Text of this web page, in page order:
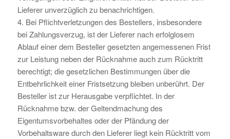
Lieferer unverzüglich zu benachrichtigen.
4. Bei Pflichtverletzungen des Bestellers, insbesondere
bei Zahlungsverzug, ist der Lieferer nach erfolglosem
Ablauf einer dem Besteller gesetzten angemessenen Frist
zur Leistung neben der Rücknahme auch zum Rücktritt
berechtigt; die gesetzlichen Bestimmungen über die
Entbehrlichkeit einer Fristsetzung bleiben unberührt. Der
Besteller ist zur Herausgabe verpflichtet. In der
Rücknahme bzw. der Geltendmachung des
Eigentumsvorbehaltes oder der Pfändung der
Vorbehaltsware durch den Lieferer liegt kein Rücktritt vom